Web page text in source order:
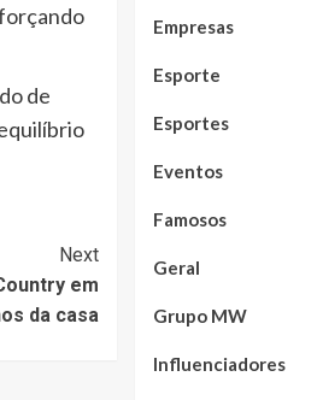
de
Next
em
da casa
Empresas
Esporte
Esportes
Eventos
Famosos
Geral
Grupo MW
Influenciadores